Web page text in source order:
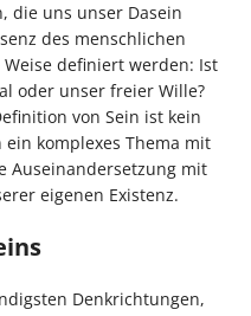
die uns unser Dasein
des menschlichen
definiert werden: Ist
oder unser freier Wille?
von Sein ist kein
komplexes Thema mit
Auseinandersetzung mit
eigenen Existenz.
Denkrichtungen,